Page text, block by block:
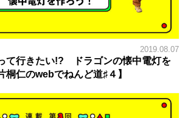
2019.08.07
て行きたい!? ドラゴンの懐中電灯を
仁のwebでねんど道♯４】